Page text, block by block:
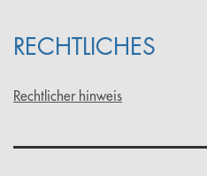
RECHTLICHES
Rechtlicher hinweis